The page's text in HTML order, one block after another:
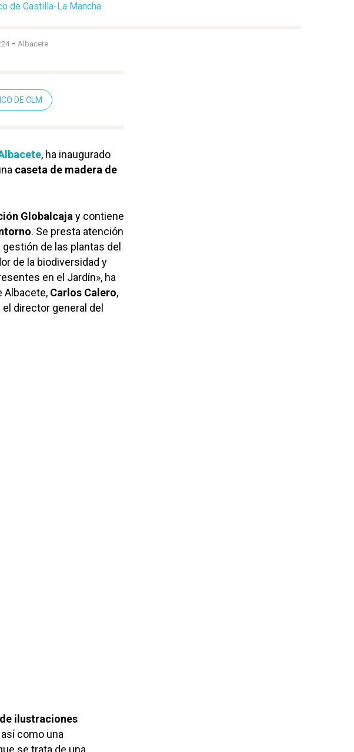
de Castilla-La Mancha
- Albacete
DE CLM
, ha inaugurado
caseta de madera de
Globalcaja y contiene
. Se presta atención
de las plantas del
de la biodiversidad y
en el Jardín», ha
Albacete, Carlos Calero,
el director general del
ilustraciones
así como una
se trata de una